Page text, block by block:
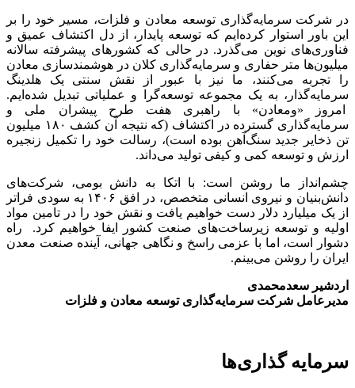
در شرکت سرمایه‌گذاری توسعه معادن و فلزات، مسیر خود را بر
این باور استوار کرده‌ایم که توسعه پایدار، از دل اکتشاف عمیق و
فناوری‌های نوین می‌گذرد. در حالی که کشورهای پیشرفته سالانه
میلیون‌ها متر حفاری و سرمایه‌گذاری کلان در هوشمندسازی معادن
را تجربه می‌کنند، ما نیز با عبور از نقش سنتی یک هلدینگ
سرمایه‌گذار، به یک مجموعه توسعه‌گرا و عملیاتی تبدیل شده‌ایم.
امروز «ومعادن» با راهبری هفت طرح پیشران ملی و
سرمایه‌گذاری گسترده در اکتشاف (که نتیجه آن کشف ۱۸۰ میلیون
تن ذخایر جدید سنگ‌آهن بوده است)، رسالت خود را تکمیل زنجیره
ارزش و توسعه کمی و کیفی تولید می‌داند.
چشم‌انداز ما روشن است: با اتکا به دانش بومی، شرکت‌های
دانش‌بنیان و نیروی انسانی متخصص، در افق ۱۴۰۶ به سودی فراتر
از یک میلیارد دلار دست خواهیم یافت و نقش خود را در تامین مواد
اولیه و توسعه زیرساخت‌های صنعت کشور ایفا خواهیم کرد. راه
دشوار است، اما با عزمی راسخ و نگاهی جهانی، آینده صنعت معدن
ایران را روشن می‌بینم.
اردشیر سعدمحمدی
مدیرعامل شرکت سرمایه‌گذاری توسعه معادن و فلزات
سرمایه گذاری‌ها